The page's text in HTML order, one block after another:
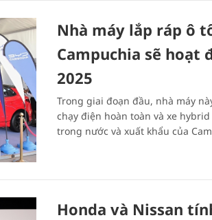
Nhà máy lắp ráp ô
Campuchia sẽ hoạt
2025
Trong giai đoạn đầu, nhà máy
chạy điện hoàn toàn và xe
trong nước và xuất khẩu của
Honda và Nissan